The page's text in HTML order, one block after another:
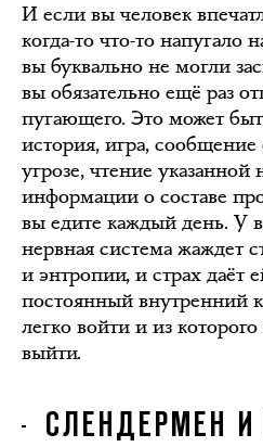
И если вы человек
когда-то что-то напугало
вы буквально не могли
вы обязательно ещё раз
пугающего. Это может
история, игра,
угрозе, чтение указанной
информации о составе
вы едите каждый день. У
нервная система жаждет
и энтропии, и страх даёт
постоянный внутренний
легко войти и из
выйти.
СЛЕНДЕРМЕН И